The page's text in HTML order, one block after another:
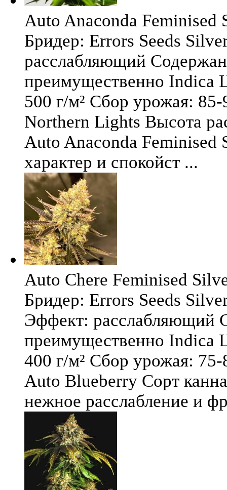
Auto Anaconda Feminised
Бридер: Errors Seeds
расслабляющий
преимущественно Indica
500 г/м² Сбор урожая:
Northern Lights Высота
Auto Anaconda
характер и спокойст ...
Auto Chere Feminised
Бридер: Errors Seeds
Эффект: расслабляющий
преимущественно Indica
400 г/м² Сбор урожая:
Auto Blueberry Сорт
нежное расслабление и